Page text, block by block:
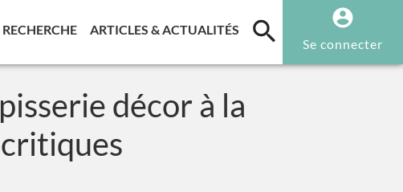
RECHERCHE(CURRENT)
ARTICLES & ACTUALITÉS (CURRENT)
Se connecter
décor à la